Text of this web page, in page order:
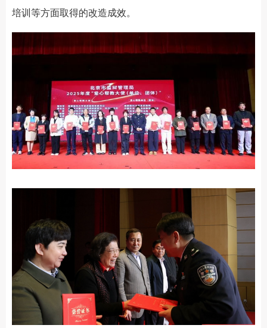
培训等方面取得的改造成效。